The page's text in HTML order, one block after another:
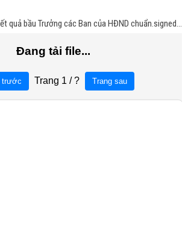
Nghị quyết xác nhận kết quả bầu Trưởng các Ban của HĐND chuẩn.signed.signed.pdf